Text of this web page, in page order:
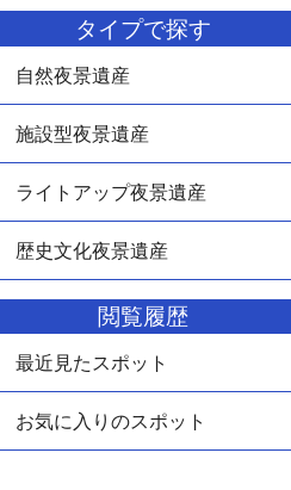
タイプで探す
自然夜景遺産
施設型夜景遺産
ライトアップ夜景遺産
歴史文化夜景遺産
閲覧履歴
最近見たスポット
お気に入りのスポット